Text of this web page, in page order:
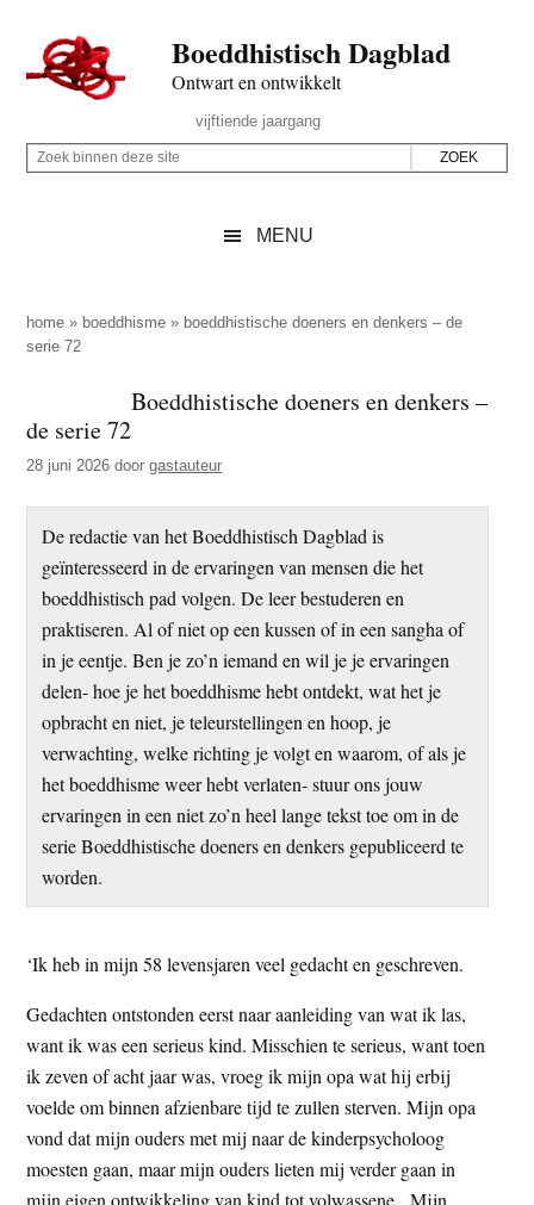
naar
de
inhoud
secondary
naar
de
sidebar
naar
de
Boeddhistisch Dagblad
Ontwart en ontwikkelt
Rechts
vijftiende jaargang
Z
p
d
z
e
Z
i
n
n
d
MENU
home » boeddhisme » boeddhistische doeners en denkers – de
serie 72
Boeddhistische doeners en denkers –
de serie 72
28 juni 2026 doorgastauteur
De redactie van het Boeddhistisch Dagblad is
geïnteresseerd in de ervaringen van mensen die het
boeddhistisch pad volgen. De leer bestuderen en
praktiseren. Al of niet op een kussen of in een sangha of
in je eentje. Ben je zo’n iemand en wil je je ervaringen
delen- hoe je het boeddhisme hebt ontdekt, wat het je
opbracht en niet, je teleurstellingen en hoop, je
verwachting, welke richting je volgt en waarom, of als je
het boeddhisme weer hebt verlaten- stuur ons jouw
ervaringen in een niet zo’n heel lange tekst toe om in de
serie Boeddhistische doeners en denkers gepubliceerd te
worden.
‘Ik heb in mijn 58 levensjaren veel gedacht en geschreven.
Gedachten ontstonden eerst naar aanleiding van wat ik las,
want ik was een serieus kind. Misschien te serieus, want toen
ik zeven of acht jaar was, vroeg ik mijn opa wat hij erbij
voelde om binnen afzienbare tijd te zullen sterven. Mijn opa
vond dat mijn ouders met mij naar de kinderpsycholoog
moesten gaan, maar mijn ouders lieten mij verder gaan in
mijn eigen ontwikkeling van kind tot volwassene. Mijn